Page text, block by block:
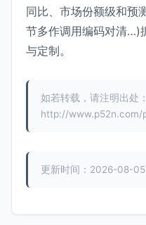
同比、市场份额级和预
节多作调用编码对清…)
与定制。
如若转载，请注明出处：
http://www.p52n.com/
更新时间：2026-08-